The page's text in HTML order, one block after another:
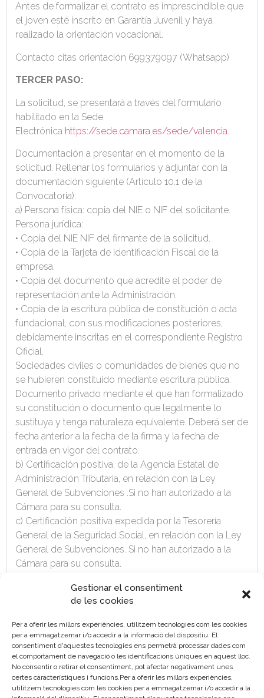
Gestionar el consentiment
de les cookies
Per a oferir les millors experiències, utilitzem tecnologies com les cookies
per a emmagatzemar i/o accedir a la informació del dispositiu. El
consentiment d'aquestes tecnologies ens permetrà processar dades com
el comportament de navegació o les identificacions úniques en aquest lloc.
No consentir o retirar el consentiment, pot afectar negativament unes
certes característiques i funcions.Per a oferir les millors experiències,
utilitzem tecnologies com les cookies per a emmagatzemar i/o accedir a la
Antes de formalizar el contrato es imprescindible que
el joven esté inscrito en Garantía Juvenil y haya
realizado la orientación vocacional.
Contacto citas orientación 699379097 (Whatsapp)
TERCER PASO:
La solicitud, se presentará a través del formulario
habilitado en la Sede
Electrónica https://sede.camara.es/sede/valencia
Documentación a presentar en el momento de la
solicitud. Rellenar los formularios y adjuntar con la
documentación siguiente (Artículo 10.1 de la
Convocatoria):
a) Persona física: copia del NIE o NIF del solicitante.
Persona jurídica:
• Copia del NIE NIF del firmante de la solicitud.
• Copia de la Tarjeta de Identificación Fiscal de la
empresa.
• Copia del documento que acredite el poder de
representación ante la Administración.
• Copia de la escritura pública de constitución o acta
fundacional, con sus modificaciones posteriores,
debidamente inscritas en el correspondiente Registro
Oficial.
Sociedades civiles o comunidades de bienes que no
se hubieren constituido mediante escritura pública:
Documento privado mediante el que han formalizado
su constitución o documento que legalmente lo
sustituya y tenga naturaleza equivalente. Deberá ser de
fecha anterior a la fecha de la firma y la fecha de
entrada en vigor del contrato.
b) Certificación positiva, de la Agencia Estatal de
Administración Tributaria, en relación con la Ley
General de Subvenciones .Si no han autorizado a la
Cámara para su consulta.
c) Certificación positiva expedida por la Tesorería
General de la Seguridad Social, en relación con la Ley
General de Subvenciones. Si no han autorizado a la
Cámara para su consulta.
e) Informe: Plantilla Media de Trabajadores en Situación
de Alta, de los treinta días anteriores al inicio del
contrato.
f) Alta en la Seguridad Social como
empleador. (Resolución: inscripción de empresario en
el sistema de la seguridad social)
g) Anexo III, debidamente cumplimentado y firmado